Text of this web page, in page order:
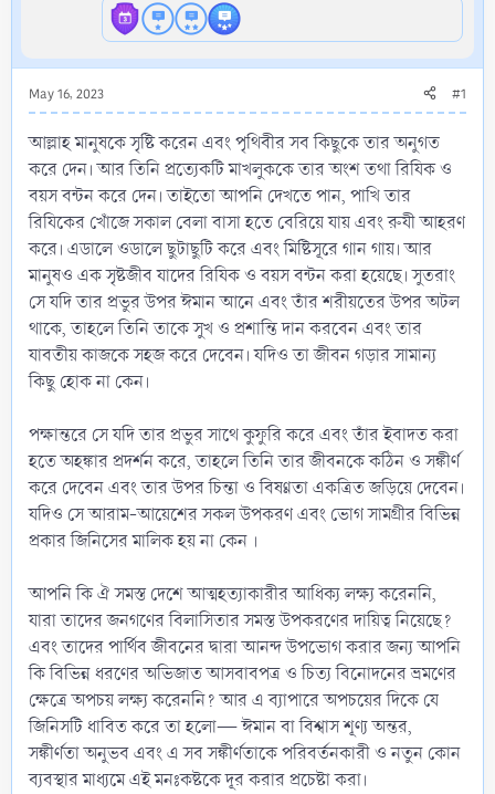
May 16, 2023 #1
আল্লাহ মানুষকে সৃষ্টি করেন এবং পৃথিবীর সব কিছুকে তার অনুগত
করে দেন। আর তিনি প্রত্যেকটি মাখলুককে তার অংশ তথা রিযিক ও
বয়স বন্টন করে দেন। তাইতো আপনি দেখতে পান, পাখি তার
রিযিকের খোঁজে সকাল বেলা বাসা হতে বেরিয়ে যায় এবং রুযী আহরণ
করে। এডালে ওডালে ছুটাছুটি করে এবং মিষ্টিসূরে গান গায়। আর
মানুষও এক সৃষ্টজীব যাদের রিযিক ও বয়স বন্টন করা হয়েছে। সুতরাং
সে যদি তার প্রভুর উপর ঈমান আনে এবং তাঁর শরীয়তের উপর অটল
থাকে, তাহলে তিনি তাকে সুখ ও প্রশান্তি দান করবেন এবং তার
যাবতীয় কাজকে সহজ করে দেবেন। যদিও তা জীবন গড়ার সামান্য
কিছু হোক না কেন।
পক্ষান্তরে সে যদি তার প্রভুর সাথে কুফুরি করে এবং তাঁর ইবাদত করা
হতে অহঙ্কার প্রদর্শন করে, তাহলে তিনি তার জীবনকে কঠিন ও সঙ্কীর্ণ
করে দেবেন এবং তার উপর চিন্তা ও বিষণ্ণতা একত্রিত জড়িয়ে দেবেন।
যদিও সে আরাম-আয়েশের সকল উপকরণ এবং ভোগ সামগ্রীর বিভিন্ন
প্রকার জিনিসের মালিক হয় না কেন ।
আপনি কি ঐ সমস্ত দেশে আত্মহত্যাকারীর আধিক্য লক্ষ্য করেননি,
যারা তাদের জনগণের বিলাসিতার সমস্ত উপকরণের দায়িত্ব নিয়েছে?
এবং তাদের পার্থিব জীবনের দ্বারা আনন্দ উপভোগ করার জন্য আপনি
কি বিভিন্ন ধরণের অভিজাত আসবাবপত্র ও চিত্য বিনোদনের ভ্রমণের
ক্ষেত্রে অপচয় লক্ষ্য করেননি? আর এ ব্যাপারে অপচয়ের দিকে যে
জিনিসটি ধাবিত করে তা হলো— ঈমান বা বিশ্বাস শূণ্য অন্তর,
সঙ্কীর্ণতা অনুভব এবং এ সব সঙ্কীর্ণতাকে পরিবর্তনকারী ও নতুন কোন
ব্যবস্থার মাধ্যমে এই মনঃকষ্টকে দূর করার প্রচেষ্টা করা।